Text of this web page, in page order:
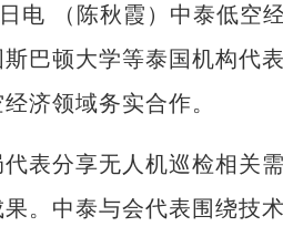
（陈秋霞）中泰低空
巴顿大学等泰国机构代
济领域务实合作。
分享无人机巡检相关需
。中泰与会代表围绕技